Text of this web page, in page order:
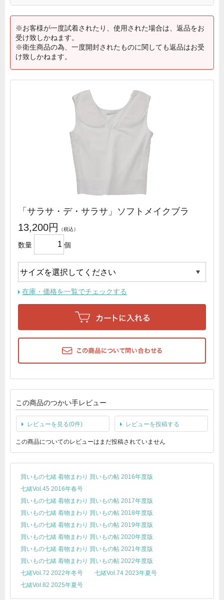
※お客様が一度試着されたり、使用された場合は、返品をお
受け致しかねます。
※衛生商品の為、一度開封されたものに関しても返品はお受
け致しかねます。
「サラサ・デ・サラサ」ソフトメイクブラ
13,200円
数量 個
在庫・価格を一覧でチェックする
この商品のつかい手レビュー
レビューを見る(0件) レビューを投稿する
この商品についてのレビューはまだ投稿されていません
買いもの七緒 着物まわり 買いもの帖 2016年度版
七緒Vol.45 2016年春号
買いもの七緒 着物まわり 買いもの帖 2017年度版
買いもの七緒 着物まわり 買いもの帖 2018年度版
買いもの七緒 着物まわり 買いもの帖 2019年度版
買いもの七緒 着物まわり 買いもの帖 2020年度版
買いもの七緒 着物まわり 買いもの帖 2021年度版
買いもの七緒 着物まわり 買いもの帖 2022年度版
七緒Vol.72 2022年冬号
七緒Vol.74 2023年夏号
七緒Vol.82 2025年夏号